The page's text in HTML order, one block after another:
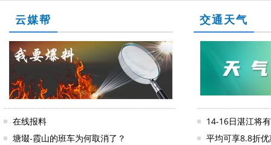
云媒帮
在线报料
塘㙍-霞山的班车为何取消了？
交通天气
14-16日湛江将
平均可享8.8折优惠